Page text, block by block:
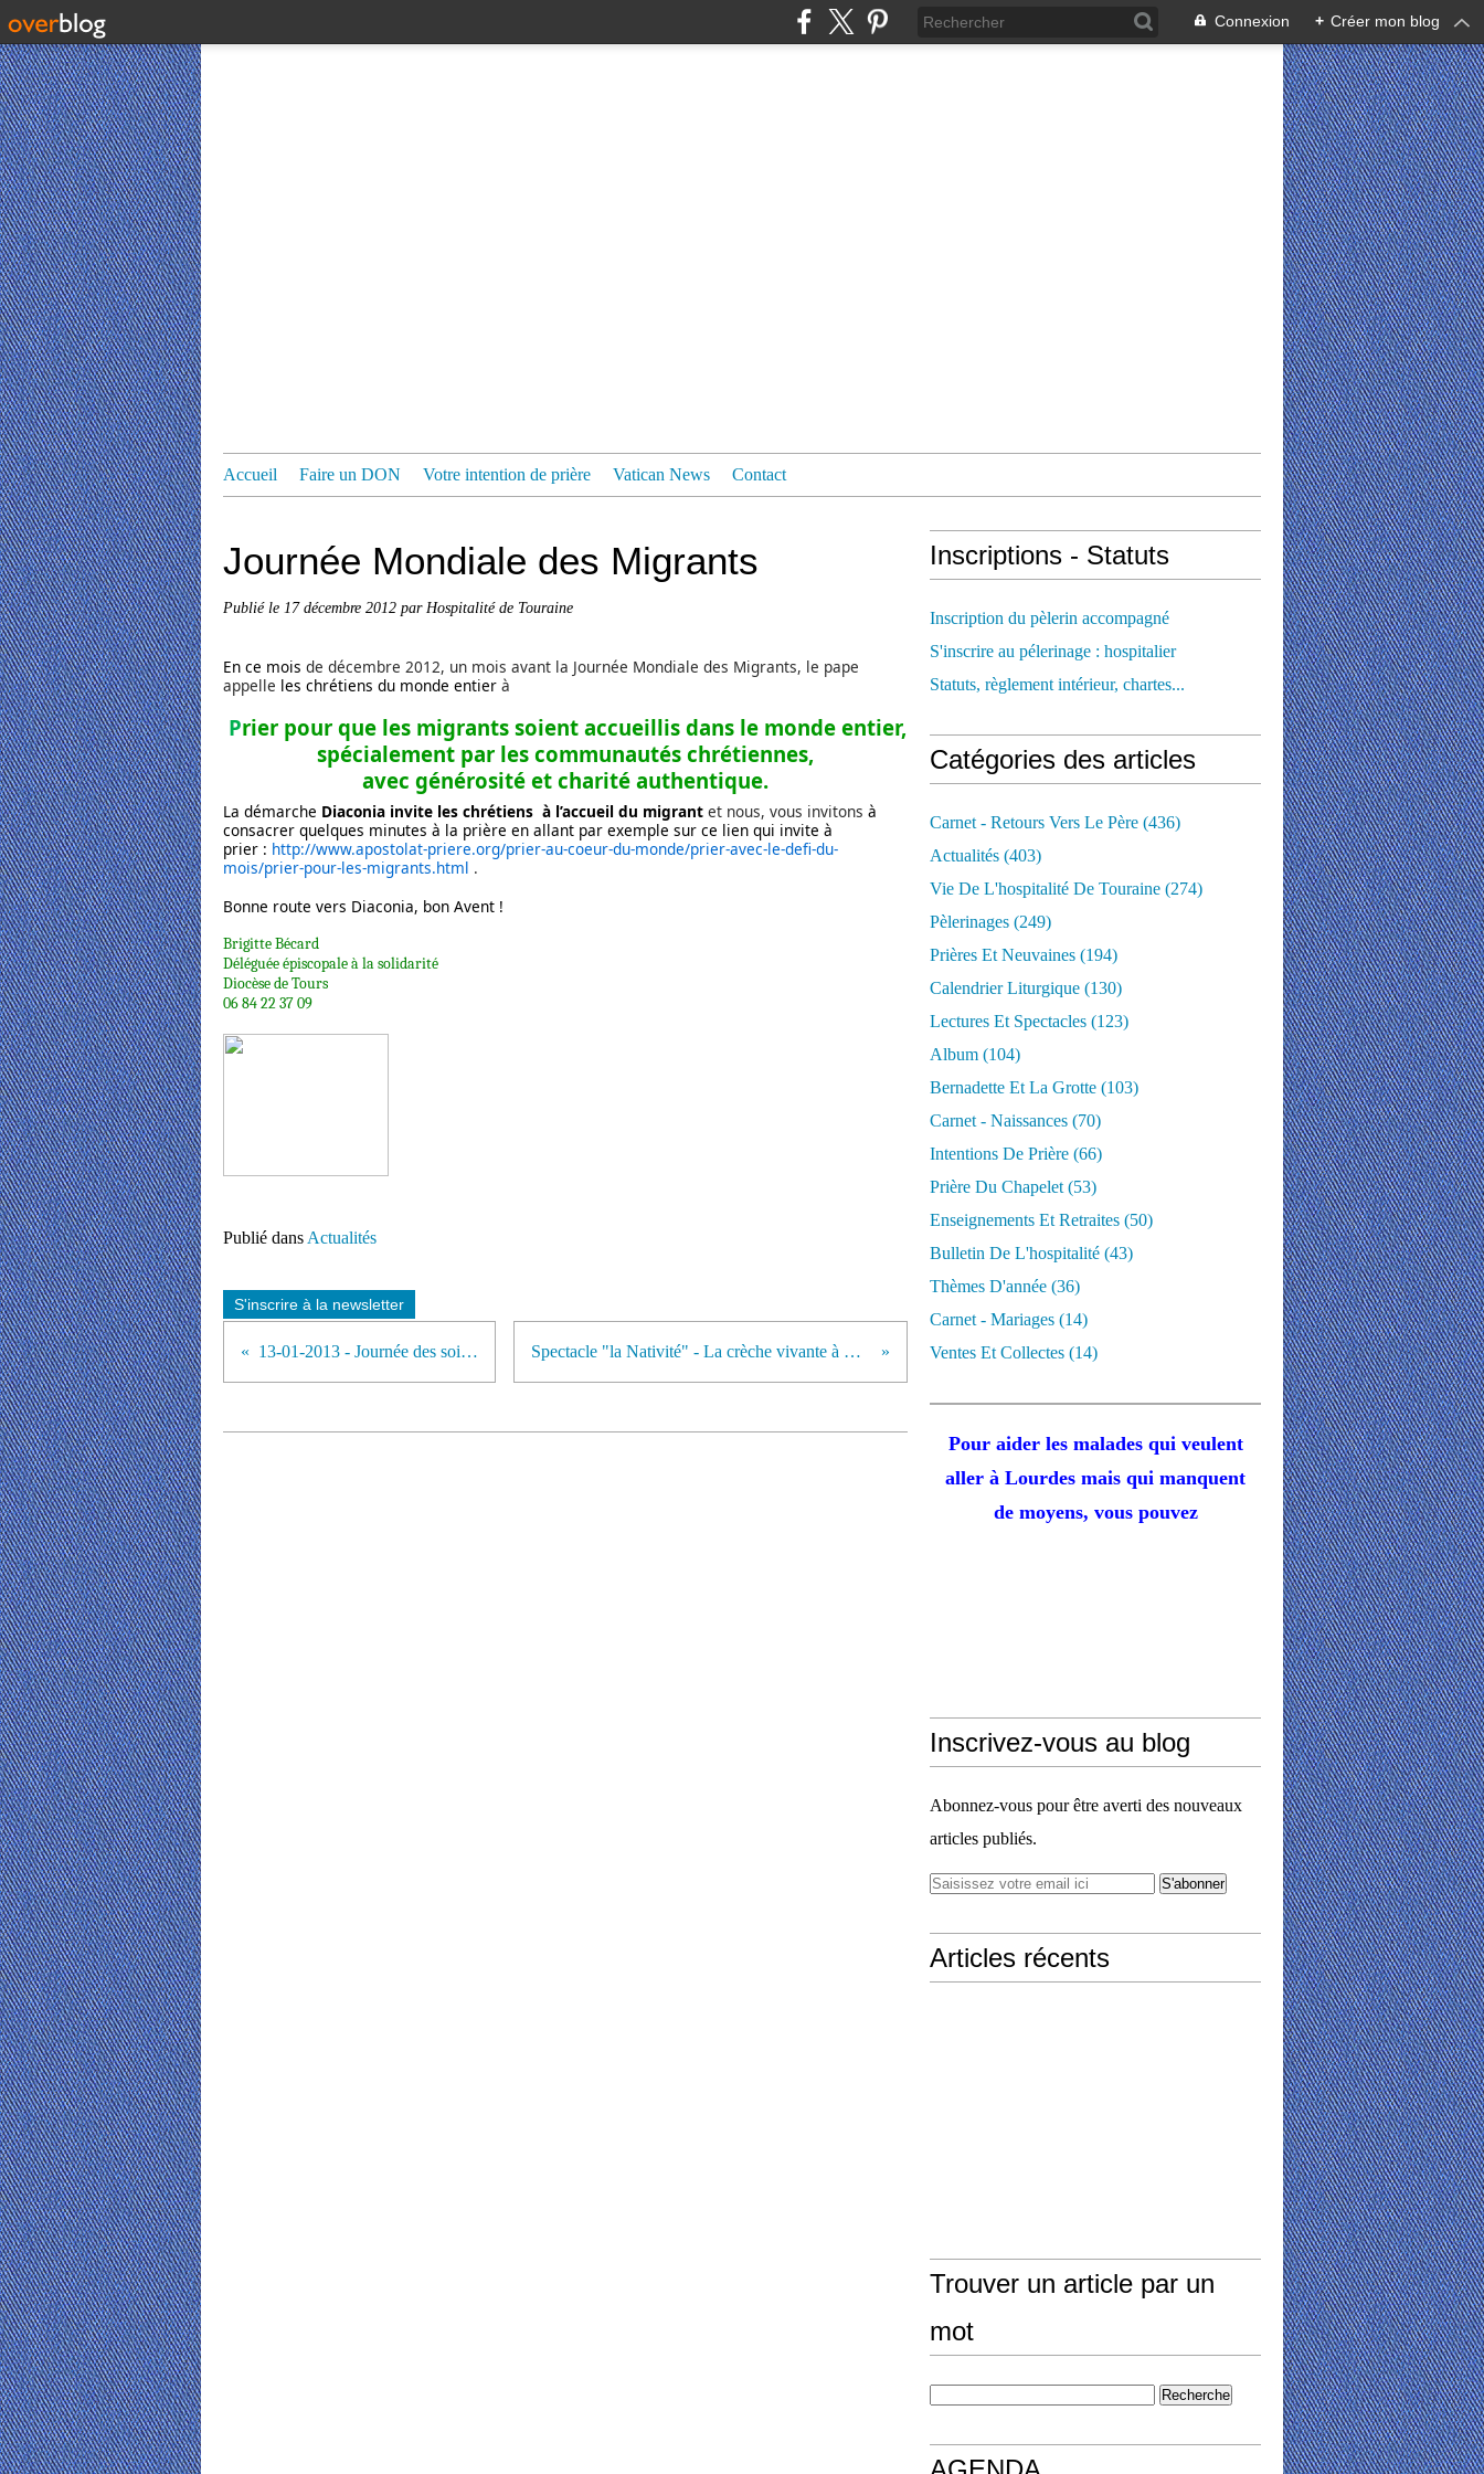
Connexion + Créer mon blog
Accueil Faire un DON Votre intention de prière Vatican News Contact
Journée Mondiale des Migrants
Publié le 17 décembre 2012 par Hospitalité de Touraine
En ce mois de décembre 2012, un mois avant la Journée Mondiale des Migrants, le pape
appelle les chrétiens du monde entier à
Prier pour que les migrants soient accueillis dans le monde entier,
spécialement par les communautés chrétiennes,
avec générosité et charité authentique.
La démarche Diaconia invite les chrétiens à l’accueil du migrant et nous, vous invitons à
consacrer quelques minutes à la prière en allant par exemple sur ce lien qui invite à
prier : http://www.apostolat-priere.org/prier-au-coeur-du-monde/prier-avec-le-defi-du-
mois/prier-pour-les-migrants.html .
Bonne route vers Diaconia, bon Avent !
Brigitte Bécard
Déléguée épiscopale à la solidarité
Diocèse de Tours
06 84 22 37 09
Publié dans Actualités
S'inscrire à la newsletter
13-01-2013 - Journée des soignants Spectacle "la Nativité" - La crèche vivante à Bourgueil
Inscriptions - Statuts
Inscription du pèlerin accompagné
S'inscrire au pélerinage : hospitalier
Statuts, règlement intérieur, chartes...
Catégories des articles
Carnet - Retours Vers Le Père (436)
Actualités (403)
Vie De L'hospitalité De Touraine (274)
Pèlerinages (249)
Prières Et Neuvaines (194)
Calendrier Liturgique (130)
Lectures Et Spectacles (123)
Album (104)
Bernadette Et La Grotte (103)
Carnet - Naissances (70)
Intentions De Prière (66)
Prière Du Chapelet (53)
Enseignements Et Retraites (50)
Bulletin De L'hospitalité (43)
Thèmes D'année (36)
Carnet - Mariages (14)
Ventes Et Collectes (14)
Pour aider les malades qui veulent
aller à Lourdes mais qui manquent
de moyens, vous pouvez
Inscrivez-vous au blog
Abonnez-vous pour être averti des nouveaux
articles publiés.
Articles récents
Trouver un article par un
mot